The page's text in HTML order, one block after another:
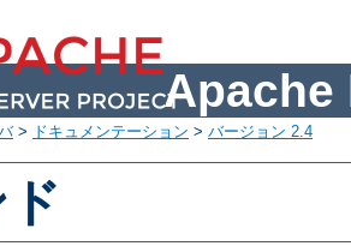
Apache
> ドキュメンテーション > バージョン 2.4